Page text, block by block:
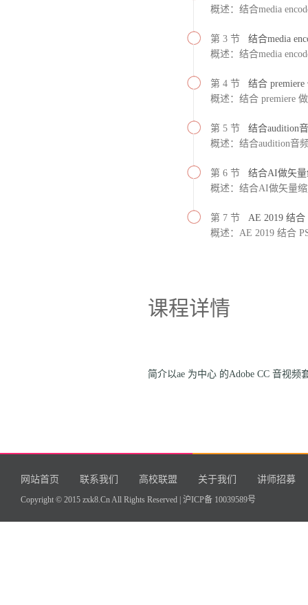
概述：结合media
第 3 节 结合media
概述：结合media
第 4 节 结合
概述：结合 premiere
第 5 节 结合audition
概述：结合audition音
第 6 节 结合AI做矢
概述：结合AI做矢量
第 7 节 AE 2019 结
概述：AE 2019 结合
课程详情
简介以ae 为中心 的Adobe CC 音视频
网站首页 联系我们 高校联盟 关于我们 讲师招募
Copyright © 2015 zxk8.Cn All Rights Reserved | 沪ICP备 10039589号